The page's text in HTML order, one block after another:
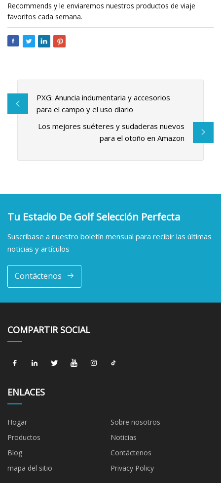
Recommends y le enviaremos nuestros productos de viaje
favoritos cada semana.
PXG: Anuncia indumentaria y accesorios
para el campo y el uso diario
Los mejores suéteres y sudaderas nuevos
para el otoño en Amazon
Tu Estadio De Golf Selección Perfecta
Suscríbase a nuestro boletín mensual para recibir las últimas
noticias y artículos
Contáctenos
COMPARTIR SOCIAL
ENLACES
Hogar
Sobre nosotros
Productos
Noticias
Blog
Contáctenos
mapa del sitio
Privacy Policy